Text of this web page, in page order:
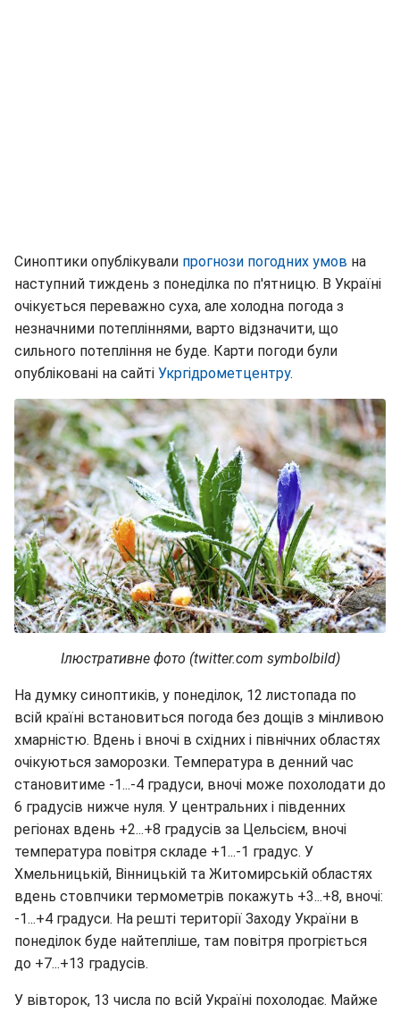
Синоптики опублікували прогнози погодних умов на
наступний тиждень з понеділка по п'ятницю. В Україні
очікується переважно суха, але холодна погода з
незначними потепліннями, варто відзначити, що
сильного потепління не буде. Карти погоди були
опубліковані на сайті Укргідрометцентру.
Ілюстративне фото (twitter.com symbolbild)
На думку синоптиків, у понеділок, 12 листопада по
всій країні встановиться погода без дощів з мінливою
хмарністю. Вдень і вночі в східних і північних областях
очікуються заморозки. Температура в денний час
становитиме -1...-4 градуси, вночі може похолодати до
6 градусів нижче нуля. У центральних і південних
регіонах вдень +2...+8 градусів за Цельсієм, вночі
температура повітря складе +1...-1 градус. У
Хмельницькій, Вінницькій та Житомирській областях
вдень стовпчики термометрів покажуть +3...+8, вночі:
-1...+4 градуси. На решті території Заходу України в
понеділок буде найтепліше, там повітря прогріється
до +7...+13 градусів.
У вівторок, 13 числа по всій Україні похолодає. Майже